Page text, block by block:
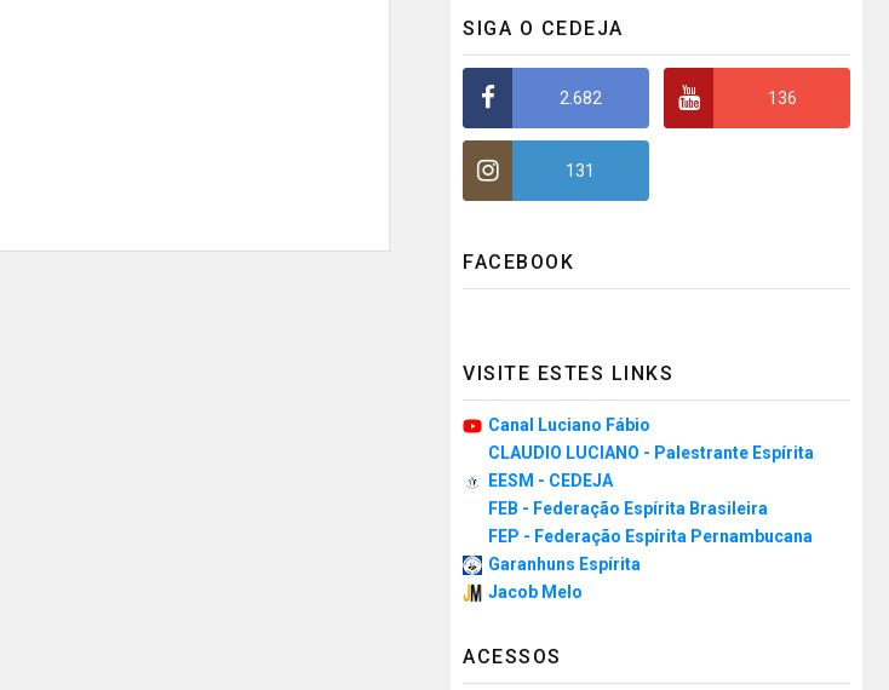
SIGA O CEDEJA
2.682 136
131
FACEBOOK
VISITE ESTES LINKS
Canal Luciano Fábio
CLAUDIO LUCIANO - Palestrante Espírita
EESM - CEDEJA
FEB - Federação Espírita Brasileira
FEP - Federação Espírita Pernambucana
Garanhuns Espírita
Jacob Melo
ACESSOS